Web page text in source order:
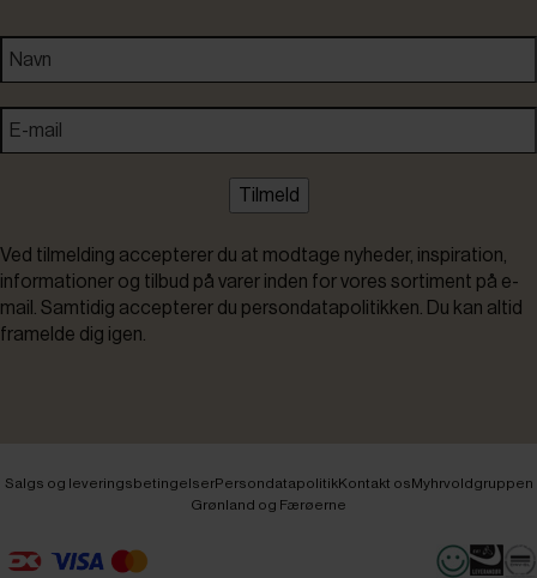
Tilmeld
Ved tilmelding accepterer du at modtage nyheder, inspiration,
informationer og tilbud på varer inden for vores sortiment på e-
mail. Samtidig accepterer du persondatapolitikken. Du kan altid
framelde dig igen.
Salgs og leveringsbetingelserPersondatapolitikKontakt osMyhrvoldgruppen
Grønland og Færøerne